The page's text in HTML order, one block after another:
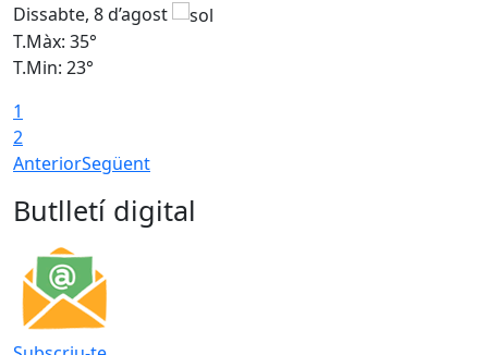
Dissabte, 8 d’agost
T.Màx: 35°
T.Min: 23°
1
2
AnteriorSegüent
Butlletí digital